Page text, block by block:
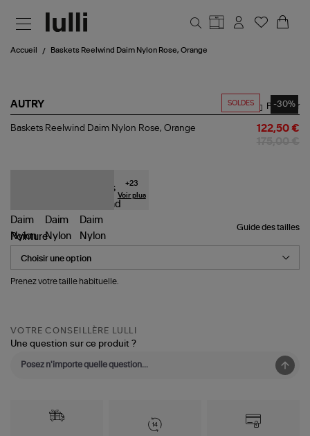
Accueil Baskets Reelwind Daim Nylon Rose, Orange
SOLDES -30%
AUTRY
Baskets
Partager
Baskets Reelwind Daim Nylon Rose, Orange 122,50 €
+23
Voir plus
Guide des tailles
Pointure
Prenez votre taille habituelle.
VOTRE CONSEILLÈRE LULLI
Une question sur ce produit ?